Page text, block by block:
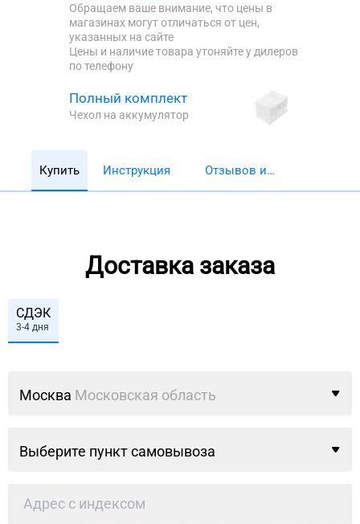
Обращаем ваше внимание, что цены в
магазинах могут отличаться от цен,
указанных на сайте
Цены и наличие товара утоняйте у дилеров
по телефону
Полный комплект
Чехол на аккумулятор
Купить Инструкция
Отзывов и
Доставка заказа
СДЭК
3-4 дня
Москва Московская область
Выберите пункт самовывоза